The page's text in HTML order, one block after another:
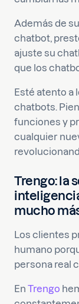
Además de
chatbot,
ajuste su
que los
Esté atento a
chatbots.
funciones y
cualquier
Trengo: la
mucho
Los clientes
humano
persona real
En Trengo